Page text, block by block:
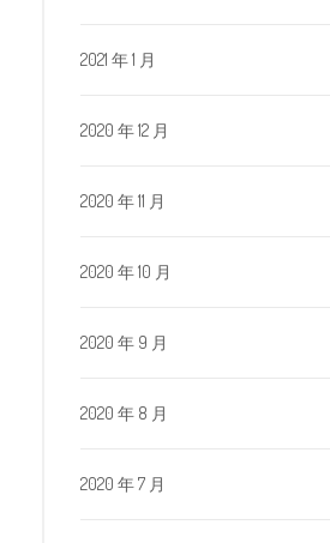
2021 年 1 月
2020 年 12 月
2020 年 11 月
2020 年 10 月
2020 年 9 月
2020 年 8 月
2020 年 7 月